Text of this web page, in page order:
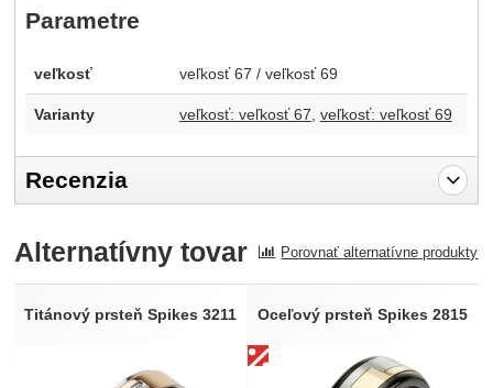
Parametre
veľkosť veľkosť 67 / veľkosť 69
Varianty veľkosť: veľkosť 67 veľkosť: veľkosť 69
Recenzia
Recenzia
Alternatívny tovar Porovnať alternatívne produkty
Titánový prsteň Spikes 3211 Oceľový prsteň Spikes 2815